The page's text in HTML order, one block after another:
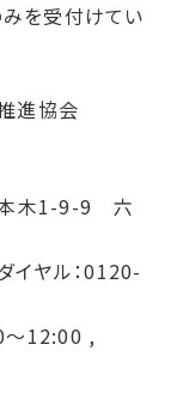
を受付けてい
進協会
本木1-9-9 六
イヤル：0120-
12:00 ,